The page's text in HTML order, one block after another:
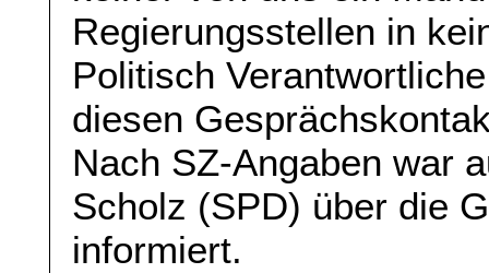
Regierungsstellen in
Politisch
diesen
Nach SZ-Angaben war
Scholz (SPD) über die
informiert.